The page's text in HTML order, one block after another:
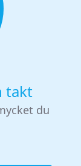
takt
du